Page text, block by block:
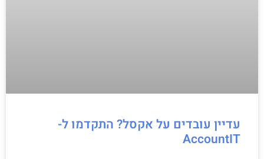
עדיין עובדים על אקסל? התקדמו ל-
AccountIT